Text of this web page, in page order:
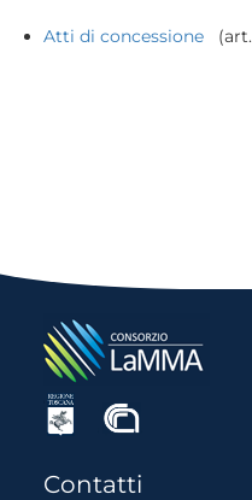
Atti di concessione
Contatti